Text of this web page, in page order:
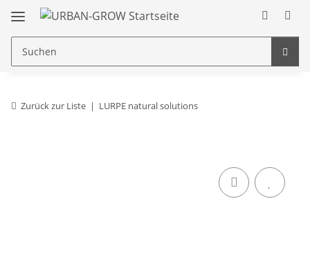
Zurück zur Liste LURPE natural solutions